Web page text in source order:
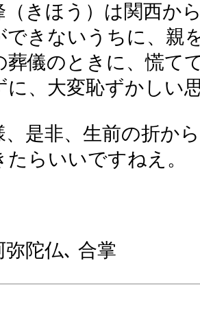
きほう）は関西か
できないうちに、親
葬儀のときに、慌て
に、大変恥ずかしい
是非、生前の折か
たらいいですねえ。
弥陀仏､ 合掌